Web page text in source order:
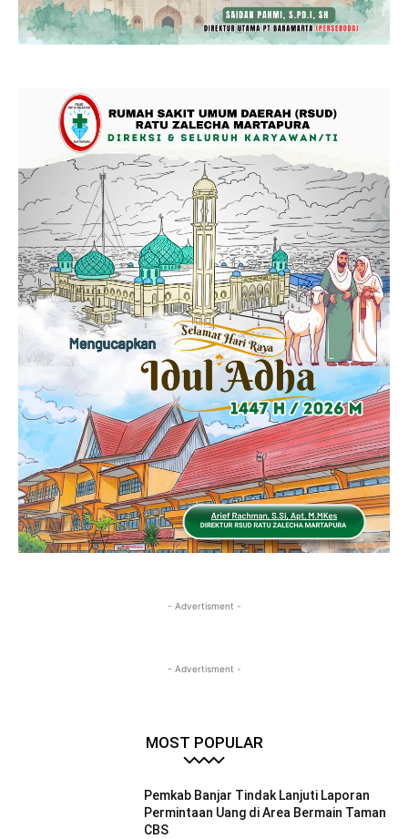
- Advertisment -
- Advertisment -
MOST POPULAR
Pemkab Banjar Tindak Lanjuti Laporan
Permintaan Uang di Area Bermain Taman
CBS